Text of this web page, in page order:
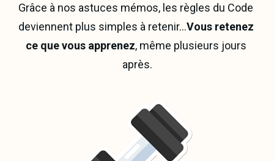
Grâce à nos astuces mémos, les règles du Code
deviennent plus simples à retenir…Vous retenez
ce que vous apprenez, même plusieurs jours
après.